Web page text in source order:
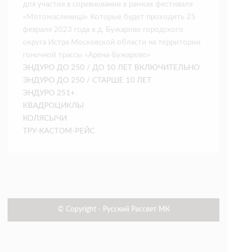
для участия в соревновании в рамках фестиваля
«Мотомасленица» Которые будет проходить 25
февраля 2023 года в д. Бужарово городского
округа Истра Московской области на территории
гоночной трассы «Арена-Бужарово»
ЭНДУРО ДО 250 / ДО 10 ЛЕТ ВКЛЮЧИТЕЛЬНО
ЭНДУРО ДО 250 / СТАРШЕ 10 ЛЕТ
ЭНДУРО 251+
КВАДРОЦИКЛЫ
КОЛЯСЫЧИ
ТРУ-КАСТОМ-РЕЙС
© Copyright - Русский Рассвет МК